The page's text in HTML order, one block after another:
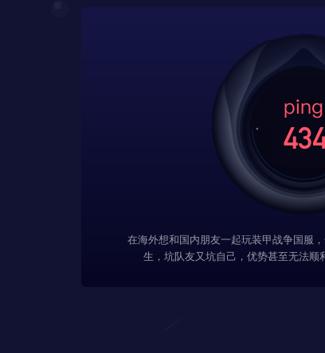
在海外想和国内朋友一起玩装甲战争国服
生，坑队友又坑自己，优势甚至无法顺